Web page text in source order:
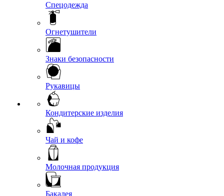
Спецодежда
Огнетушители
Знаки безопасности
Рукавицы
Кондитерские изделия
Чай и кофе
Молочная продукция
Бакалея